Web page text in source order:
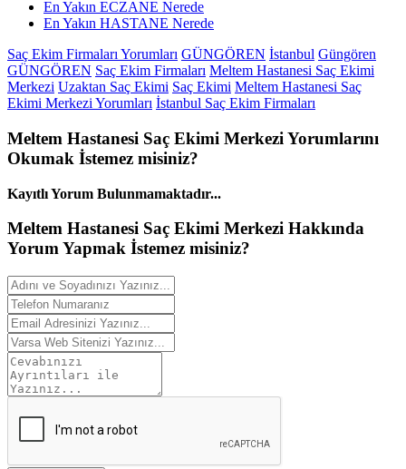
En Yakın ECZANE Nerede
En Yakın HASTANE Nerede
Saç Ekim Firmaları Yorumları GÜNGÖREN İstanbul Güngören
GÜNGÖREN Saç Ekim Firmaları Meltem Hastanesi Saç Ekimi
Merkezi Uzaktan Saç Ekimi Saç Ekimi Meltem Hastanesi Saç
Ekimi Merkezi Yorumları İstanbul Saç Ekim Firmaları
Meltem Hastanesi Saç Ekimi Merkezi Yorumlarını
Okumak İstemez misiniz?
Kayıtlı Yorum Bulunmamaktadır...
Meltem Hastanesi Saç Ekimi Merkezi Hakkında
YorumYapmak İstemez misiniz?